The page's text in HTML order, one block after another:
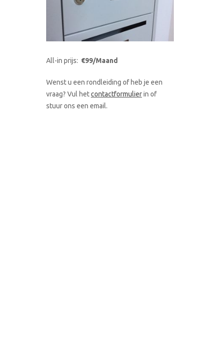
All-in prijs: €99/Maand
Wenst u een rondleiding of heb je een
vraag? Vul hetcontactformulierin of
stuur ons een email.